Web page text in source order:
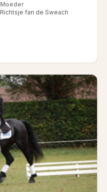
Moeder
Richtsje fan de Sweach